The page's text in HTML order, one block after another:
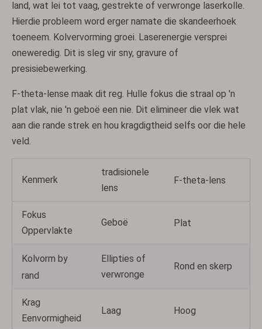
land, wat lei tot vaag, gestrekte of verwronge laserkolle.
Hierdie probleem word erger namate die skandeerhoek
toeneem. Kolvervorming groei. Laserenergie versprei
oneweredig. Dit is sleg vir sny, gravure of
presisiebewerking.
F-theta-lense maak dit reg. Hulle fokus die straal op 'n
plat vlak, nie 'n geboë een nie. Dit elimineer die vlek wat
aan die rande strek en hou kragdigtheid selfs oor die hele
veld.
Kenmerk
tradisionele
lens
F-theta-lens
Fokus
Oppervlakte
Geboë Plat
Kolvorm by
rand
Ellipties of
verwronge
Rond en skerp
Krag
Eenvormigheid
Laag Hoog